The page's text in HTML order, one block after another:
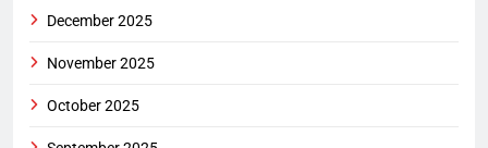
December 2025
November 2025
October 2025